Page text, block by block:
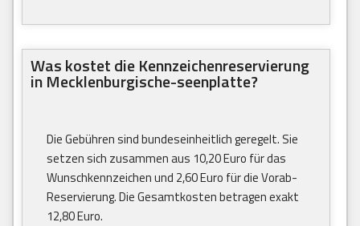
Was kostet die Kennzeichenreservierung
in Mecklenburgische-seenplatte?
Die Gebühren sind bundeseinheitlich geregelt. Sie
setzen sich zusammen aus 10,20 Euro für das
Wunschkennzeichen und 2,60 Euro für die Vorab-
Reservierung. Die Gesamtkosten betragen exakt
12,80 Euro.